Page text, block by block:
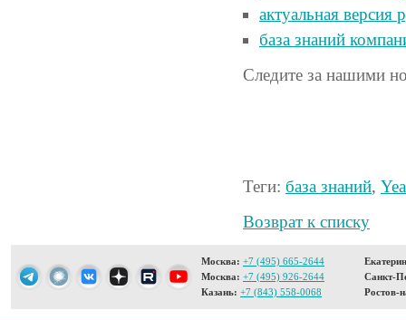
актуальная версия
база знаний
Следите за нашими
Теги: база знаний,
Возврат к списку
Москва: +7 (495) 665-2644
Москва: +7 (495) 926-2644
Казань: +7 (843) 558-0068
Санкт-
Ростов-